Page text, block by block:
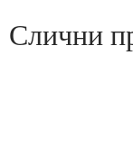
Слични